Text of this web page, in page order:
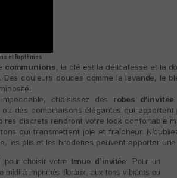
et Baptêmes
communions, la clé est la délicatesse et la
Des couleurs douces comme la lavande, le
impeccable, choisissez des robes d’invitée
des combinaisons élégantes qui
discrets rendront votre look confortable
qui transmettent joie et fraîcheur.
les plis et les broderies peuvent apporter
pour choisir votre tenue d’invitée. Pour un
midi à imprimés floraux, aux tons vibrants ou